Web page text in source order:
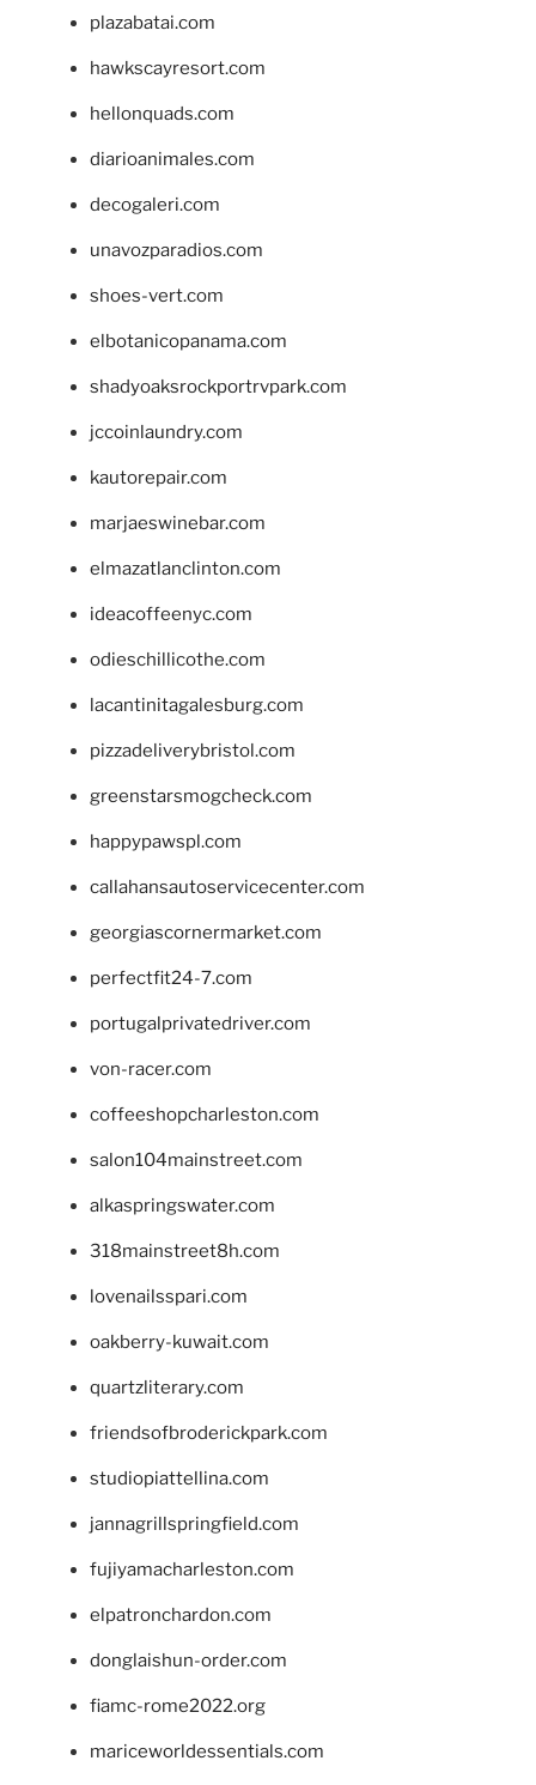
plazabatai.com
hawkscayresort.com
hellonquads.com
diarioanimales.com
decogaleri.com
unavozparadios.com
shoes-vert.com
elbotanicopanama.com
shadyoaksrockportrvpark.com
jccoinlaundry.com
kautorepair.com
marjaeswinebar.com
elmazatlanclinton.com
ideacoffeenyc.com
odieschillicothe.com
lacantinitagalesburg.com
pizzadeliverybristol.com
greenstarsmogcheck.com
happypawspl.com
callahansautoservicecenter.com
georgiascornermarket.com
perfectfit24-7.com
portugalprivatedriver.com
von-racer.com
coffeeshopcharleston.com
salon104mainstreet.com
alkaspringswater.com
318mainstreet8h.com
lovenailsspari.com
oakberry-kuwait.com
quartzliterary.com
friendsofbroderickpark.com
studiopiattellina.com
jannagrillspringfield.com
fujiyamacharleston.com
elpatronchardon.com
donglaishun-order.com
fiamc-rome2022.org
mariceworldessentials.com